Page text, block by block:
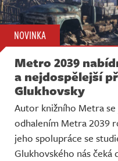
NOVINKA
Metro 2039
a nejdospělejší
Glukhovsky
Autor knižního Metra
odhalením Metra 2039
jeho spolupráce se
Glukhovského nás čeká